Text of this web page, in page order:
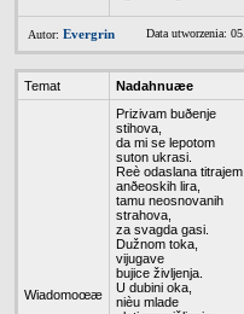
Autor: Evergrin Data utworzenia:
Temat Nadahnuæe
Wiadomoœæ
Prizivam buðenje
stihova,
da mi se lepotom
suton ukrasi.
Reè odaslana titrajem
anðeoskih lira,
tamu neosnovanih
strahova,
za svagda gasi.
Dužnom toka,
vijugave
bujice življenja.
U dubini oka,
nièu mlade